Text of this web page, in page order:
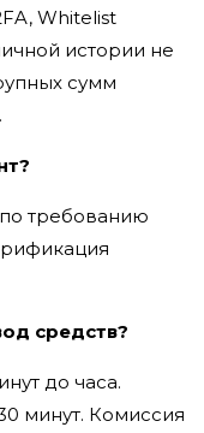
Whitelist
истории не
сумм
требованию
средств?
до часа.
минут. Комиссия